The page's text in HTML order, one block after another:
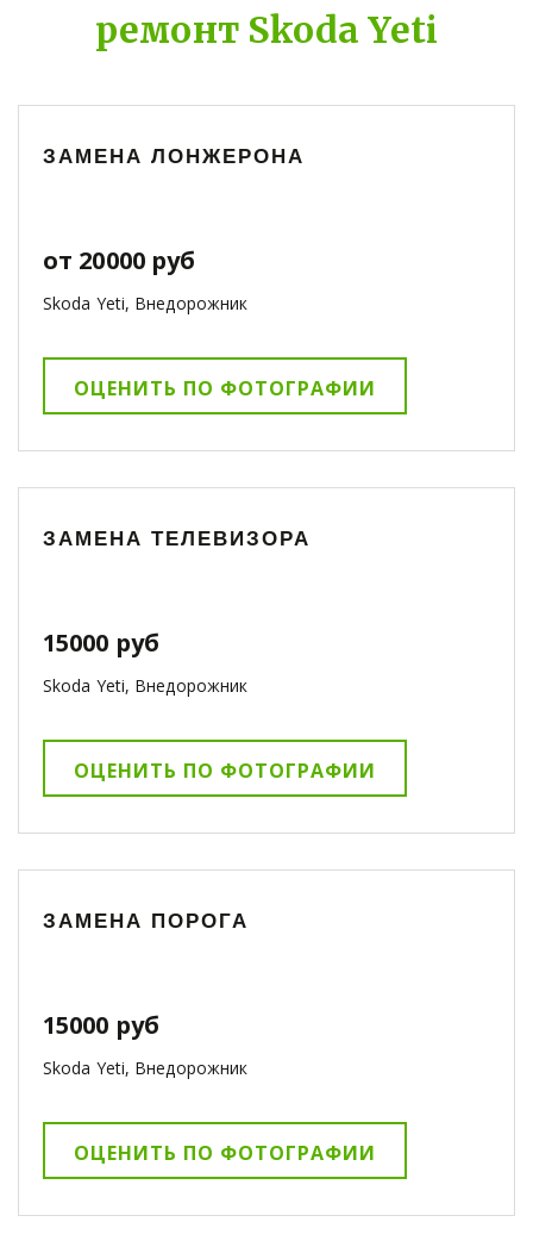
ремонт Skoda Yeti
ЗАМЕНА ЛОНЖЕРОНА
от 20000 руб
Skoda Yeti, Внедорожник
ОЦЕНИТЬ ПО ФОТОГРАФИИ
ЗАМЕНА ТЕЛЕВИЗОРА
15000 руб
Skoda Yeti, Внедорожник
ОЦЕНИТЬ ПО ФОТОГРАФИИ
ЗАМЕНА ПОРОГА
15000 руб
Skoda Yeti, Внедорожник
ОЦЕНИТЬ ПО ФОТОГРАФИИ